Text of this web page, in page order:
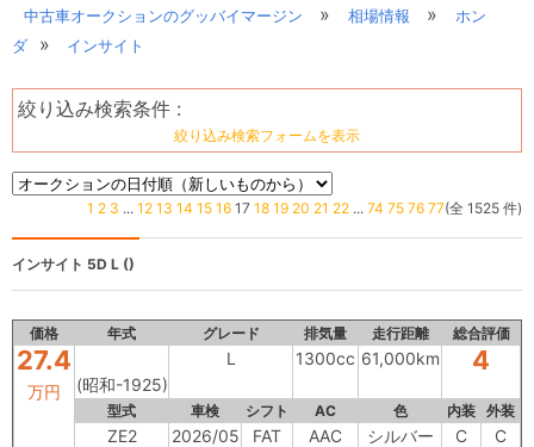
中古車オークションのグッバイマージン » 相場情報 »
ホン
ダ
» インサイト
絞り込み検索条件 :
絞り込み検索フォームを表示
1 2 3 ... 12 13 14 15 16 17 18 19 20 21 22 ... 74 75 76 77(全 1525 件)
インサイト 5D L ()
価格 年式 グレード 排気量 走行距離 総合評価
27.4
万円 (昭和-1925)
L 1300cc 61,000km 4
型式 車検 シフト AC 色 内装 外装
ZE2 2026/05 FAT AAC シルバー C C